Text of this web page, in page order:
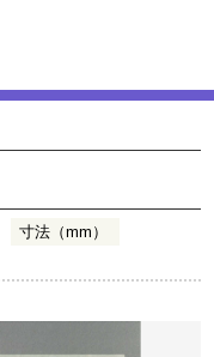
寸法（mm）